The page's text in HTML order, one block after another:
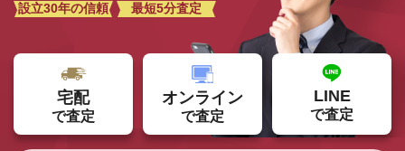
設立30年の信頼 最短5分査定
宅配
で査定
オンライン
で査定
LINE
で査定